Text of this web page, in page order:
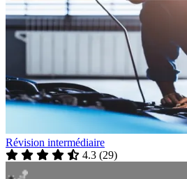
Révision intermédiaire
4.3 (29)